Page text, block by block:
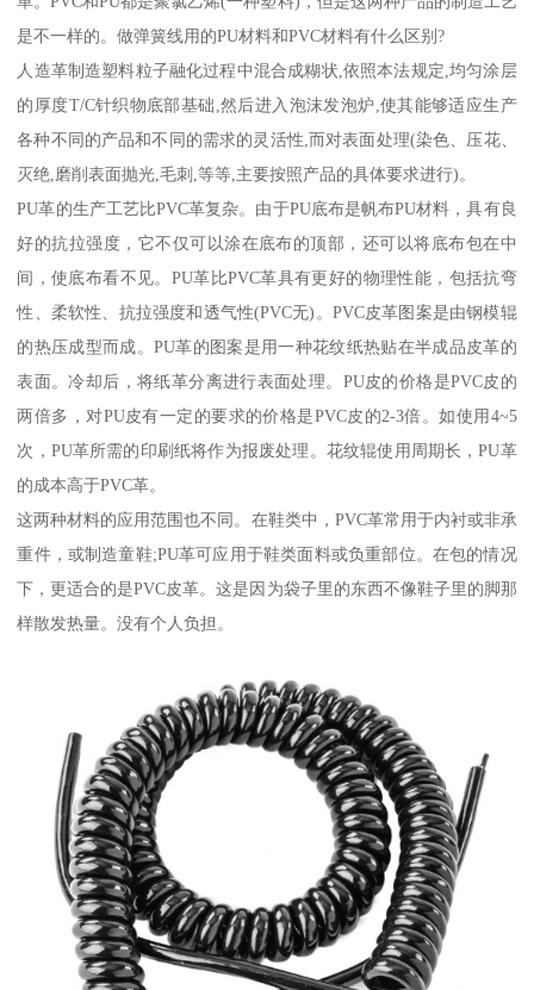
是不一样的。做弹簧线用的PU材料和PVC材料有什么区别?
人造革制造塑料粒子融化过程中混合成糊状,依照本法规定,均匀涂层
的厚度T/C针织物底部基础,然后进入泡沫发泡炉,使其能够适应生产
各种不同的产品和不同的需求的灵活性,而对表面处理(染色、压花、
灭绝,磨削表面抛光,毛刺,等等,主要按照产品的具体要求进行)。
PU革的生产工艺比PVC革复杂。由于PU底布是帆布PU材料，具有良
好的抗拉强度，它不仅可以涂在底布的顶部，还可以将底布包在中
间，使底布看不见。PU革比PVC革具有更好的物理性能，包括抗弯
性、柔软性、抗拉强度和透气性(PVC无)。PVC皮革图案是由钢模辊
的热压成型而成。PU革的图案是用一种花纹纸热贴在半成品皮革的
表面。冷却后，将纸革分离进行表面处理。PU皮的价格是PVC皮的
两倍多，对PU皮有一定的要求的价格是PVC皮的2-3倍。如使用4~5
次，PU革所需的印刷纸将作为报废处理。花纹辊使用周期长，PU革
的成本高于PVC革。
这两种材料的应用范围也不同。在鞋类中，PVC革常用于内衬或非承
重件，或制造童鞋;PU革可应用于鞋类面料或负重部位。在包的情况
下，更适合的是PVC皮革。这是因为袋子里的东西不像鞋子里的脚那
样散发热量。没有个人负担。